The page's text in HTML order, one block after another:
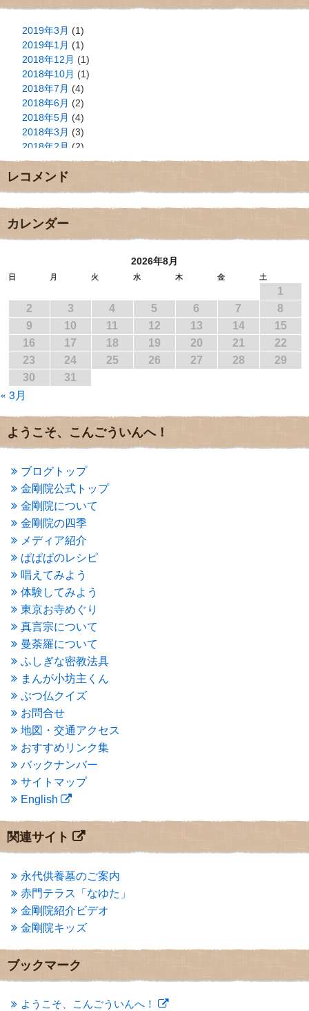
2019年3月 (1)
2019年1月 (1)
2018年12月 (1)
2018年10月 (1)
2018年7月 (4)
2018年6月 (2)
2018年5月 (4)
2018年3月 (3)
2018年2月 (2)
2018年1月(2)
2017年12月
2017年11月(3)
2017年9月
2017年8月
2017年5月
2017年3月(1)
2017年2月(1)
2017年1月(2)
2016年12月(4)
2016年11月(3)
2016年10月(1)
2016年9月
2016年6月
(2)
2016年5月(3)
2016年4月
(4)
2016年3月(4)
2016年2月(5)
2016年1月(3)
2015年12月(6)
2015年11月(4)
2015年10月
(4)
2015年9月
(3)
2015年8月(4)
2015年7月(4)
2015年6月(3)
2015年5月(1)
2015年4月(1)
(3)
2015年2月(3)
2015年1月(1)
2014年12月 (2)
2014年9月
2014年5月(1)
2014年4月 (4)
2014年1月 (1)
2013年11月(4)
2013年10月 (2)
2013年9月(4)
2013年7月
(7)
2013年6月 (6)
2013年5月(13)
2013年4月(1)
2013年3月
(4)
2013年2月(6)
2013年1月(6)
2012年12月(7)
2012年10月(5)
2012年9月
(8)
2012年7月
(10)
レコメンド
カレンダー
2026年8月
日 月 火 水 木 金 土
1
2
3 4 5 6 7
8
9
10 11 12 13 14
15
16
17 18 19 20 21
22
23
24 25 26 27 28
29
30
31
« 3月
ようこそ、こんごういんへ！
ブログトップ
金剛院公式トップ
金剛院について
金剛院の四季
メディア紹介
ぱぱぱのレシピ
唱えてみよう
体験してみよう
東京お寺めぐり
真言宗について
曼荼羅について
ふしぎな密教法具
まんが小坊主くん
ぶつ仏クイズ
お問合せ
地図・交通アクセス
おすすめリンク集
バックナンバー
サイトマップ
English
関連サイト
永代供養墓のご案内
赤門テラス「なゆた」
金剛院紹介ビデオ
金剛院キッズ
ブックマーク
ようこそ、こんごういんへ！